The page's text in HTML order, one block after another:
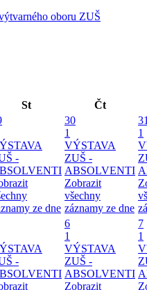
oboru ZUŠ
St
Čt
-
ze dne
30
1
VÝSTAVA
ZUŠ -
ABSOLVENTI
Zobrazit
všechny
záznamy ze dne
1
-
6
1
VÝSTAVA
ZUŠ -
ABSOLVENTI
Zobrazit
7
1